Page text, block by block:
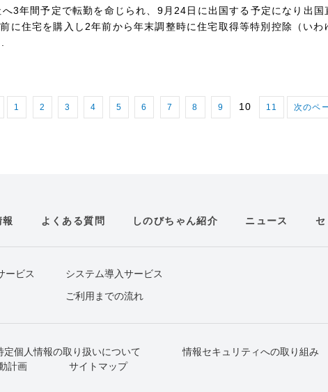
3年間予定で転勤を命じられ、9月24日に出国する予定になり出国
に住宅を購入し2年前から年末調整時に住宅取得等特別控除（いわ
1 2 3 4 5 6 7 8 9 10 11 次のペ
よくある質問 しのびちゃん紹介 ニュース
ービス
システム導入サービス
ご利用までの流れ
定個人情報の取り扱いについて
情報セキュリティへの取り組み
計画 サイトマップ